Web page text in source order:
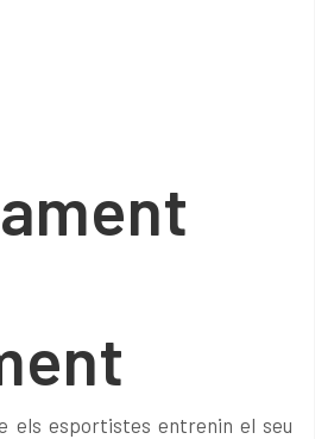
els esportistes entrenin el seu